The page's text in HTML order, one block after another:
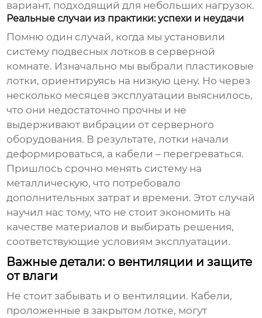
вариант, подходящий для небольших нагрузок.
Реальные случаи из практики: успехи и неудачи
Помню один случай, когда мы установили
систему подвесных лотков в серверной
комнате. Изначально мы выбрали пластиковые
лотки, ориентируясь на низкую цену. Но через
несколько месяцев эксплуатации выяснилось,
что они недостаточно прочны и не
выдерживают вибрации от серверного
оборудования. В результате, лотки начали
деформироваться, а кабели – перегреваться.
Пришлось срочно менять систему на
металлическую, что потребовало
дополнительных затрат и времени. Этот случай
научил нас тому, что не стоит экономить на
качестве материалов и выбирать решения,
соответствующие условиям эксплуатации.
Важные детали: о вентиляции и защите
от влаги
Не стоит забывать и о вентиляции. Кабели,
проложенные в закрытом лотке, могут